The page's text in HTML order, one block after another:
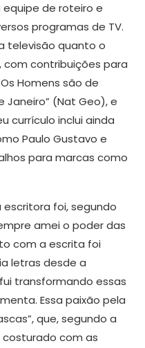
de roteiro e
programas de TV.
televisão quanto o
contribuições para
Homens são de
Janeiro” (Nat Geo), e
currículo inclui ainda
Paulo Gustavo e
para marcas como
foi, segundo
amei o poder das
com a escrita foi
letras desde a
transformando essas
Essa paixão pela
que, segundo a
costurado com as